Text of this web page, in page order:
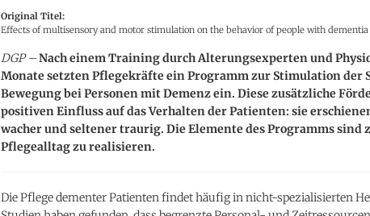
Original Titel:
Effects of multisensory and motor stimulation on the behavior of people with dementia
DGP –Nach einem Training durch Alterungsexperten und
Monate setzten Pflegekräfte ein Programm zur Stimulation der
Bewegung bei Personen mit Demenz ein. Diese zusätzliche
positiven Einfluss auf das Verhalten der Patienten: sie
wacher und seltener traurig. Die Elemente des Programms sind
Pflegealltag zu realisieren.
Die Pflege dementer Patienten findet häufig in nicht-spezialisierten